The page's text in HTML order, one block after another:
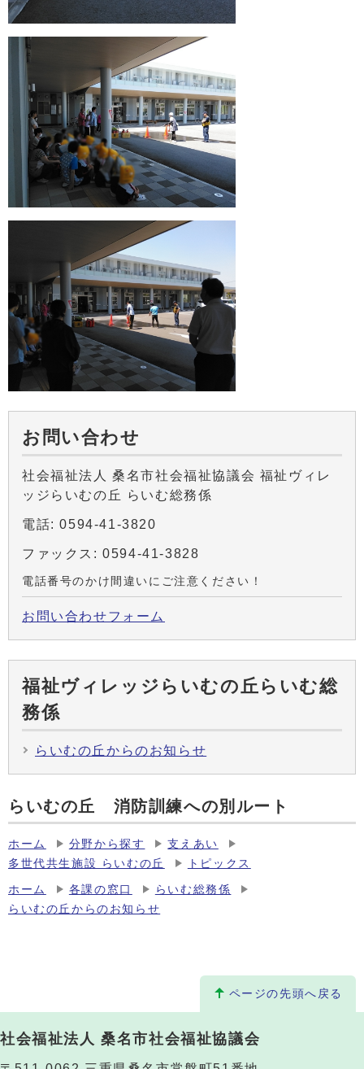
お問い合わせ
社会福祉法人 桑名市社会福祉協議会 福祉ヴィレ
ッジらいむの丘 らいむ総務係
電話: 0594-41-3820
ファックス: 0594-41-3828
電話番号のかけ間違いにご注意ください！
お問い合わせフォーム
福祉ヴィレッジらいむの丘らいむ総
務係
らいむの丘からのお知らせ
らいむの丘 消防訓練への別ルート
ホーム 分野から探す
支えあい
多世代共生施設 らいむの丘
トピックス
ホーム 各課の窓口
らいむ総務係
らいむの丘からのお知らせ
ページの先頭へ戻る
社会福祉法人 桑名市社会福祉協議会